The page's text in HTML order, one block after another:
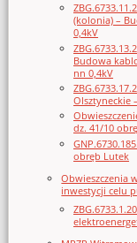
(kolonia) –
0,4kV
Budowa
nn 0,4kV
Olsztyneckie
dz. 41/10
obręb Lutek
Obwieszczenia
inwestycji celu